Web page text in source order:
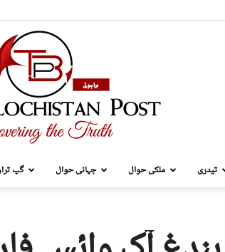
تیدری ملکی حوال جہانی حوال گپ